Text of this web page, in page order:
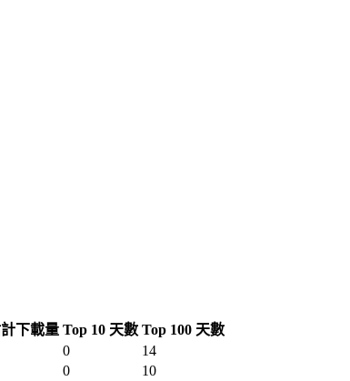
下載量 Top 10 天數 Top 100 天數
0
14
0
10